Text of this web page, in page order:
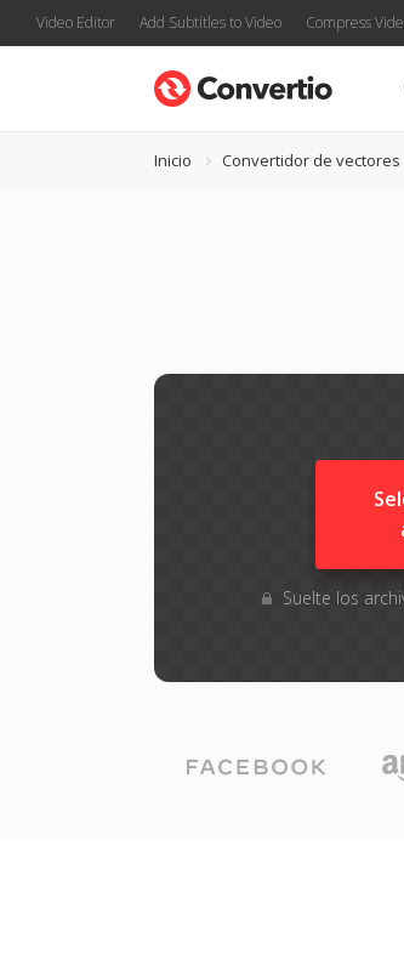
Video Editor Add Subtitles to Video Compress
Inicio Convertidor de vectores
Suelte los